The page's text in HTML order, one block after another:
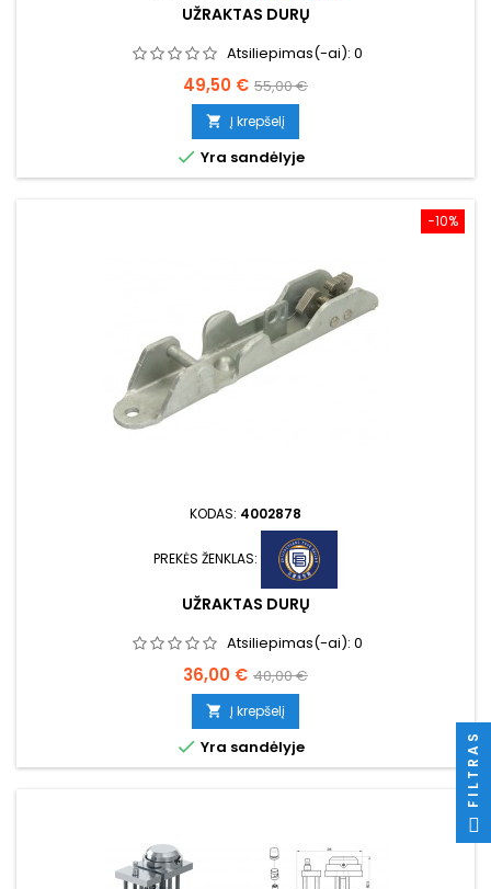
UŽRAKTAS DURŲ
Atsiliepimas(-ai): 0
Kaina
49,50 € Bazinė
kaina
55,00 €
 Į krepšelį
 Yra sandėlyje
−10%
KODAS: 4002878
PREKĖS ŽENKLAS:
UŽRAKTAS DURŲ
Atsiliepimas(-ai): 0
Kaina
36,00 € Bazinė
kaina
40,00 €
 Į krepšelį
 Yra sandėlyje FILTRAS